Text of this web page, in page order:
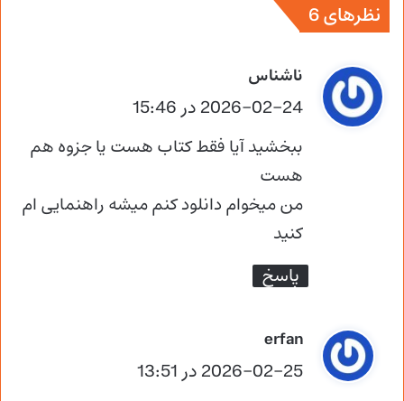
نظرهای 6
ناشناس
ف
ت
2026-02-24 در 15:46
ببخشید آیا فقط کتاب هست یا جزوه هم
هست
من میخوام دانلود کنم میشه راهنمایی ام
کنید
پاسخ
erfan
ف
2026-02-25 در 13:51